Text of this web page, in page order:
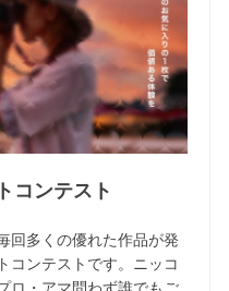
コンテスト
回多くの優れた作品が発
コンテストです。ニッコ